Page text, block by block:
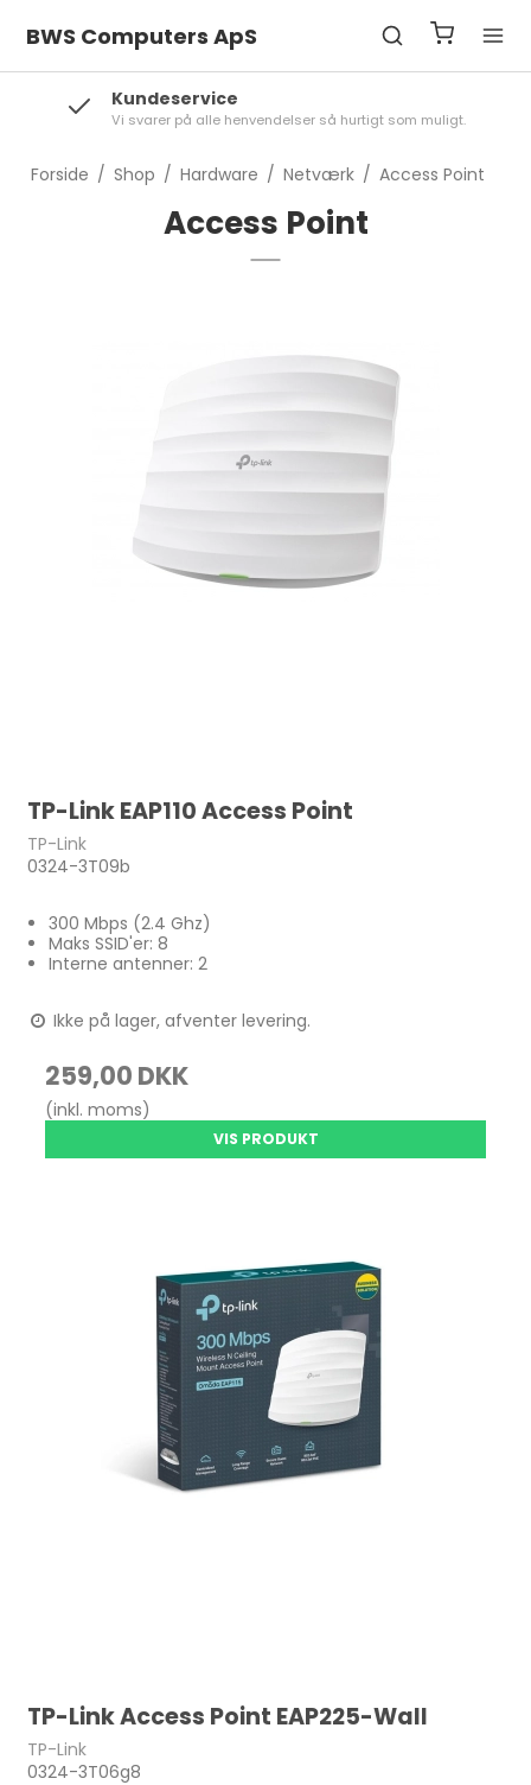
BWS Computers ApS
Kundeservice
Vi svarer på alle henvendelser så hurtigt som muligt.
Forside / Shop / Hardware / Netværk / Access Point
Access Point
TP-Link EAP110 Access Point
TP-Link
0324-3T09b
300 Mbps (2.4 Ghz)
Maks SSID'er: 8
Interne antenner: 2
Ikke på lager, afventer levering.
259,00 DKK
(inkl. moms)
VIS PRODUKT
TP-Link Access Point EAP225-Wall
TP-Link
0324-3T06g8